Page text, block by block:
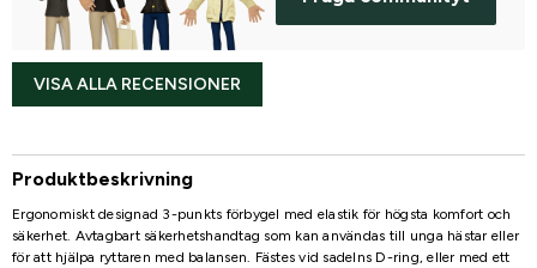
VISA ALLA RECENSIONER
Produktbeskrivning
Ergonomiskt designad 3-punkts förbygel med elastik för högsta komfort och
säkerhet. Avtagbart säkerhetshandtag som kan användas till unga hästar eller
för att hjälpa ryttaren med balansen. Fästes vid sadelns D-ring, eller med ett